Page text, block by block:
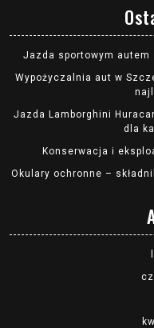
Jazda sportowym
Wypożyczalnia aut w
Jazda Lamborghini
dla
Konserwacja i
Okulary ochronne –